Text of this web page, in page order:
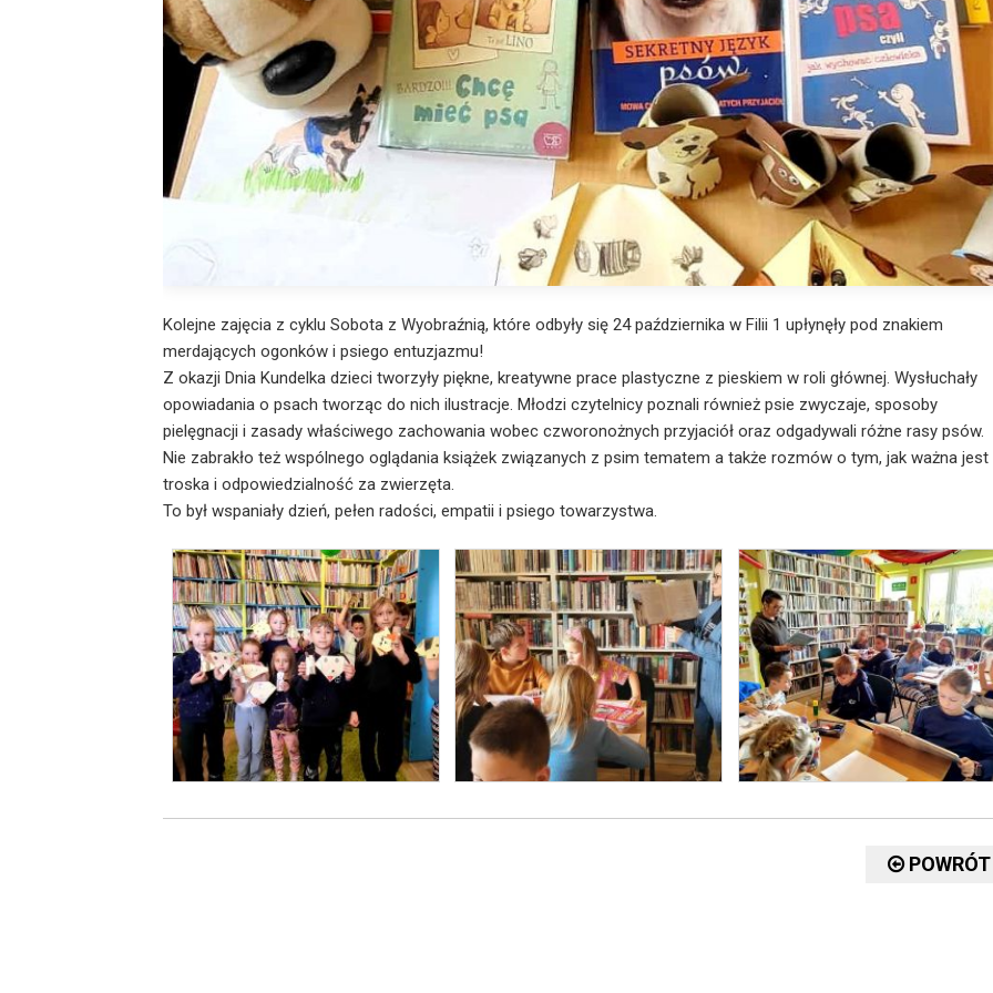
Kolejne zajęcia z cyklu Sobota z Wyobraźnią, które odbyły się 24 października w Filii 1 upłynęły pod znakiem
merdających ogonków i psiego entuzjazmu!
Z okazji Dnia Kundelka dzieci tworzyły piękne, kreatywne prace plastyczne z pieskiem w roli głównej. Wysłuchały
opowiadania o psach tworząc do nich ilustracje. Młodzi czytelnicy poznali również psie zwyczaje, sposoby
pielęgnacji i zasady właściwego zachowania wobec czworonożnych przyjaciół oraz odgadywali różne rasy psów.
Nie zabrakło też wspólnego oglądania książek związanych z psim tematem a także rozmów o tym, jak ważna jest
troska i odpowiedzialność za zwierzęta.
To był wspaniały dzień, pełen radości, empatii i psiego towarzystwa.
POWRÓT